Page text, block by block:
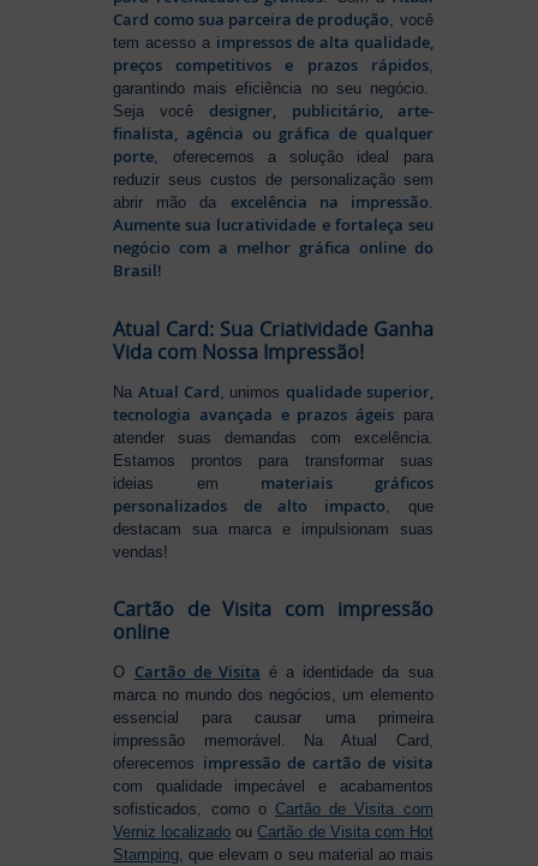
Card como sua parceira de produção, você
tem acesso a impressos de alta qualidade,
preços competitivos e prazos rápidos,
garantindo mais eficiência no seu negócio.
Seja vocêdesigner, publicitário, arte-
finalista, agência ou gráfica de qualquer
porte, oferecemos a solução ideal para
reduzir seus custos de personalização sem
abrir mão da excelência na impressão.
Aumente sua lucratividade e fortaleça seu
negócio com a melhor gráfica online do
Brasil!
Atual Card: Sua Criatividade Ganha
Vida com Nossa Impressão!
Na Atual Card , unimos qualidade superior,
tecnologia avançada e prazos ágeispara
atender suas demandas com excelência.
Estamos prontos para transformar suas
ideias em materiais gráficos
personalizados de alto impacto , que
destacam sua marca e impulsionam suas
vendas!
Cartão de Visita com impressão
online
O Cartão de Visita é a identidade da sua
marca no mundo dos negócios, um elemento
essencial para causar uma primeira
impressão memorável. Na Atual Card,
oferecemos impressão de cartão de visita
com qualidade impecável e acabamentos
sofisticados, como o Cartão de Visita com
Verniz localizado ouCartão de Visita com Hot
Stamping, que elevam o seu material ao mais